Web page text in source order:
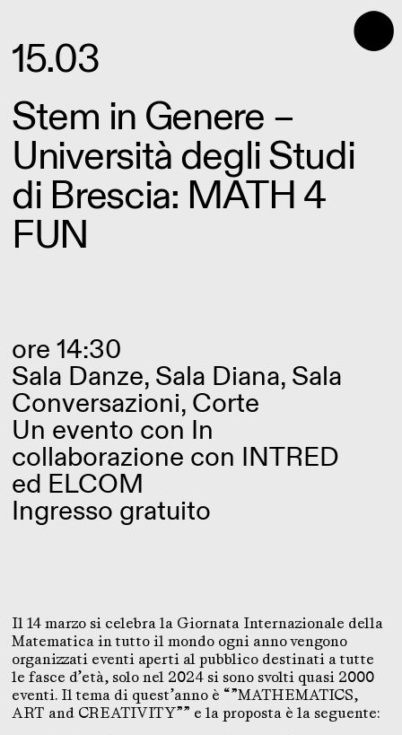
⬤
15.03
Stem in Genere –
Università degli Studi
di Brescia: MATH 4
FUN
ore 14:30
Sala Danze, Sala Diana, Sala
Conversazioni, Corte
Un evento con In
collaborazione con INTRED
ed ELCOM
Ingresso gratuito
Il 14 marzo si celebra la Giornata Internazionale della
Matematica in tutto il mondo ogni anno vengono
organizzati eventi aperti al pubblico destinati a tutte
le fasce d’età, solo nel 2024 si sono svolti quasi 2000
eventi. Il tema di quest’anno è “”MATHEMATICS,
ART and CREATIVITY”” e la proposta è la seguente: